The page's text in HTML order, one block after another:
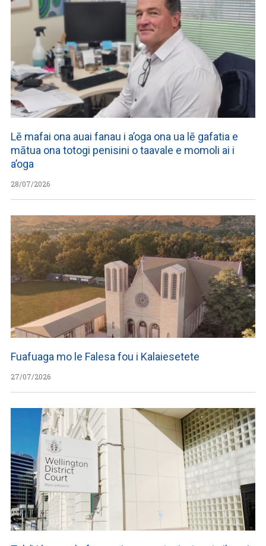
Lē mafai ona auai fanau i a’oga ona ua lē gafatia e
mātua ona totogi penisini o taavale e momoli ai i
a’oga
28/07/2026
Fuafuaga mo le Falesa fou i Kalaiesetete
27/07/2026